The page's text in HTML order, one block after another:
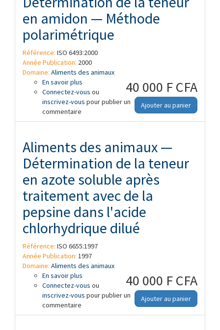
en amidon — Méthode
polarimétrique
Référence: ISO 6493:2000
Année Publication: 2000
Domaine: Aliments des animaux
40 000 F CFA
Ajouter au panier
En savoir plus à propos de Aliments des animaux —
Détermination de la teneur en amidon —
Méthode polarimétrique
Connectez-vous ou
inscrivez-vous pour publier un
commentaire
Aliments des animaux —
Détermination de la teneur
en azote soluble après
traitement avec de la
pepsine dans l'acide
chlorhydrique dilué
Référence: ISO 6655:1997
Année Publication: 1997
Domaine: Aliments des animaux
40 000 F CFA
Ajouter au panier
En savoir plus à propos de Aliments des animaux —
Détermination de la teneur en azote
soluble après traitement avec de la
pepsine dans l'acide chlorhydrique dilué
Connectez-vous ou
inscrivez-vous pour publier un
commentaire